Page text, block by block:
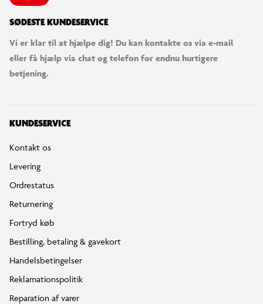
SØDESTE KUNDESERVICE
Vi er klar til at hjælpe dig! Du kan kontakte os via e-mail
eller få hjælp via chat og telefon for endnu hurtigere
betjening.
KUNDESERVICE
Kontakt os
Levering
Ordrestatus
Returnering
Fortryd køb
Bestilling, betaling & gavekort
Handelsbetingelser
Reklamationspolitik
Reparation af varer